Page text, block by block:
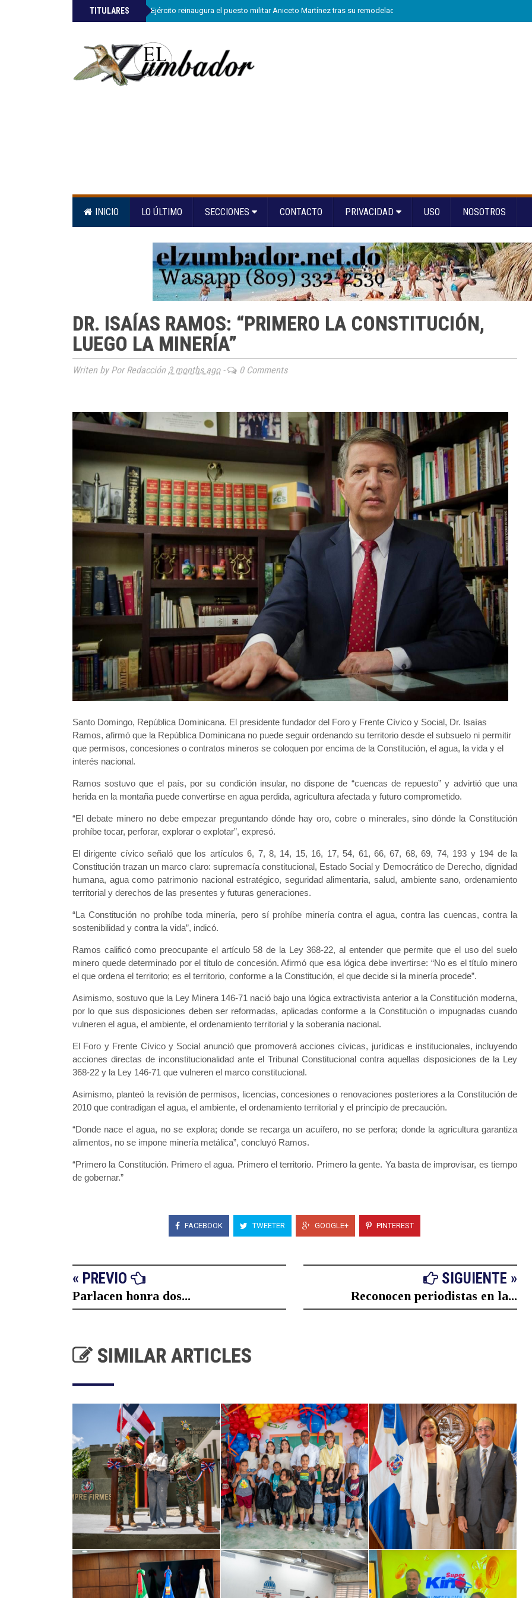
TITULARES
»Comandante del Ejército reinaugura el puesto militar Aniceto Martínez tras su remodelación en Hondo Valle
INICIO LO ÚLTIMO SECCIONES CONTACTO PRIVACIDAD USO NOSOTROS
DR. ISAÍAS RAMOS: “PRIMERO LA CONSTITUCIÓN,
LUEGO LA MINERÍA”
Writen by Por Redacción 3 months ago- 0 Comments
Santo Domingo, República Dominicana. El presidente fundador del Foro y Frente Cívico y Social, Dr. Isaías
Ramos, afirmó que la República Dominicana no puede seguir ordenando su territorio desde el subsuelo ni permitir
que permisos, concesiones o contratos mineros se coloquen por encima de la Constitución, el agua, la vida y el
interés nacional.
Ramos sostuvo que el país, por su condición insular, no dispone de “cuencas de repuesto” y advirtió que una
herida en la montaña puede convertirse en agua perdida, agricultura afectada y futuro comprometido.
“El debate minero no debe empezar preguntando dónde hay oro, cobre o minerales, sino dónde la Constitución
prohíbe tocar, perforar, explorar o explotar”, expresó.
El dirigente cívico señaló que los artículos 6, 7, 8, 14, 15, 16, 17, 54, 61, 66, 67, 68, 69, 74, 193 y 194 de la
Constitución trazan un marco claro: supremacía constitucional, Estado Social y Democrático de Derecho, dignidad
humana, agua como patrimonio nacional estratégico, seguridad alimentaria, salud, ambiente sano, ordenamiento
territorial y derechos de las presentes y futuras generaciones.
“La Constitución no prohíbe toda minería, pero sí prohíbe minería contra el agua, contra las cuencas, contra la
sostenibilidad y contra la vida”, indicó.
Ramos calificó como preocupante el artículo 58 de la Ley 368-22, al entender que permite que el uso del suelo
minero quede determinado por el título de concesión. Afirmó que esa lógica debe invertirse: “No es el título minero
el que ordena el territorio; es el territorio, conforme a la Constitución, el que decide si la minería procede”.
Asimismo, sostuvo que la Ley Minera 146-71 nació bajo una lógica extractivista anterior a la Constitución moderna,
por lo que sus disposiciones deben ser reformadas, aplicadas conforme a la Constitución o impugnadas cuando
vulneren el agua, el ambiente, el ordenamiento territorial y la soberanía nacional.
El Foro y Frente Cívico y Social anunció que promoverá acciones cívicas, jurídicas e institucionales, incluyendo
acciones directas de inconstitucionalidad ante el Tribunal Constitucional contra aquellas disposiciones de la Ley
368-22 y la Ley 146-71 que vulneren el marco constitucional.
Asimismo, planteó la revisión de permisos, licencias, concesiones o renovaciones posteriores a la Constitución de
2010 que contradigan el agua, el ambiente, el ordenamiento territorial y el principio de precaución.
“Donde nace el agua, no se explora; donde se recarga un acuífero, no se perfora; donde la agricultura garantiza
alimentos, no se impone minería metálica”, concluyó Ramos.
“Primero la Constitución. Primero el agua. Primero el territorio. Primero la gente. Ya basta de improvisar, es tiempo
de gobernar.”
FACEBOOK TWEETER GOOGLE+ PINTEREST
« PREVIO
Parlacen honra dos...
SIGUIENTE »
Reconocen periodistas en la...
SIMILAR ARTICLES